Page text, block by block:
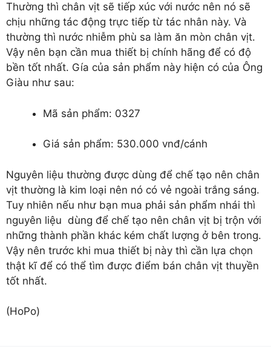
Thường thì chân vịt sẽ tiếp xúc với nước nên nó sẽ
chịu những tác động trực tiếp từ tác nhân này. Và
thường thì nước nhiễm phù sa làm ăn mòn chân vịt.
Vậy nên bạn cần mua thiết bị chính hãng để có độ
bền tốt nhất. Gía của sản phẩm này hiện có của Ông
Giàu như sau:
Mã sản phẩm: 0327
Giá sản phẩm: 530.000 vnđ/cánh
Nguyên liệu thường được dùng để chế tạo nên chân
vịt thường là kim loại nên nó có vẻ ngoài trắng sáng.
Tuy nhiên nếu như bạn mua phải sản phẩm nhái thì
nguyên liệu dùng để chế tạo nên chân vịt bị trộn với
những thành phần khác kém chất lượng ở bên trong.
Vậy nên trước khi mua thiết bị này thì cần lựa chọn
thật kĩ để có thể tìm được điểm bán chân vịt thuyền
tốt nhất.
(HoPo)